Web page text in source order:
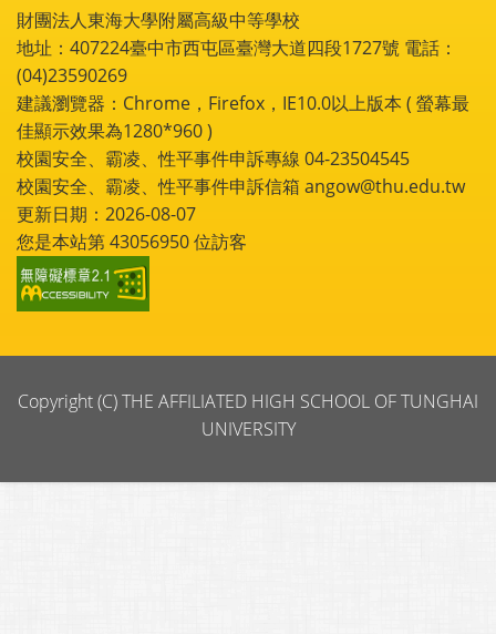
財團法人東海大學附屬高級中等學校
地址：407224臺中市西屯區臺灣大道四段1727號 電話：
(04)23590269
建議瀏覽器：Chrome，Firefox，IE10.0以上版本 ( 螢幕最
佳顯示效果為1280*960 )
校園安全、霸凌、性平事件申訴專線 04-23504545
校園安全、霸凌、性平事件申訴信箱 angow@thu.edu.tw
更新日期：2026-08-07
您是本站第43056950位訪客
Copyright (C) THE AFFILIATED HIGH SCHOOL OF TUNGHAI
UNIVERSITY